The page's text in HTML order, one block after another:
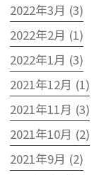
2022年3月 (3)
2022年2月 (1)
2022年1月 (3)
2021年12月 (1)
2021年11月 (3)
2021年10月 (2)
2021年9月 (2)